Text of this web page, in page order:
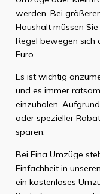
werden. Bei
Haushalt müssen
Regel bewegen sich
Euro.
Es ist wichtig
und es immer
einzuholen.
oder spezieller
sparen.
Bei Fina Umzüge
Einfachheit in
ein kostenloses